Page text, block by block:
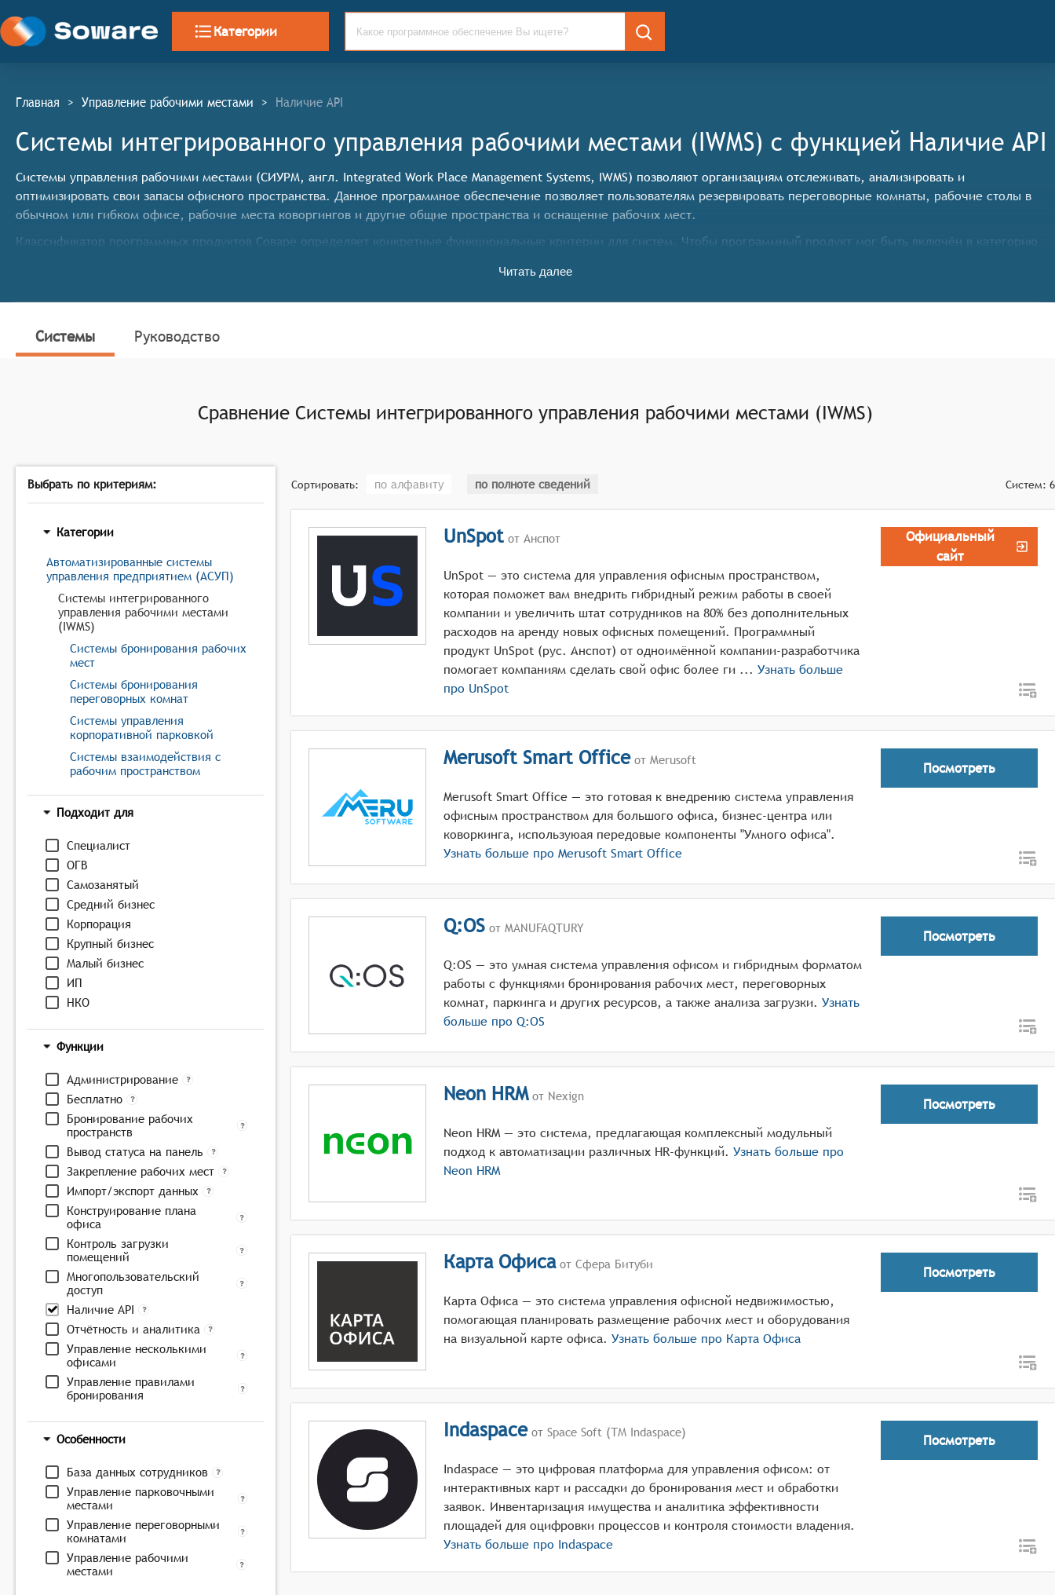
Категории
Главная > Управление рабочими местами > Наличие API
Системы интегрированного управления рабочими местами (IWMS) c функцией Наличие API
Системы управления рабочими местами (СИУРМ, англ. Integrated Work Place Management Systems, IWMS) позволяют организациям отслеживать, анализировать и
оптимизировать свои запасы офисного пространства. Данное программное обеспечение позволяет пользователям резервировать переговорные комнаты, рабочие столы в
обычном или гибком офисе, рабочие места коворгингов и другие общие пространства и оснащение рабочих мест.
Классификатор программных продуктов Соваре определяет конкретные функциональные критерии для систем. Чтобы программный продукт мог быть включён в категорию
Отслеживать использование пространства, контролировать эффективность и выявлять тенденции занятости рабочих мест,
Управлять выбранными рабочими пространствами.
Читать далее
Системы Руководство
Сравнение Системы интегрированного управления рабочими местами (IWMS)
Выбрать по критериям:
Категории
Автоматизированные системы
управления предприятием (АСУП)
Системы интегрированного
управления рабочими местами
(IWMS)
Системы бронирования рабочих
мест
Системы бронирования
переговорных комнат
Системы управления
корпоративной парковкой
Системы взаимодействия с
рабочим пространством
Подходит для
Специалист
ОГВ
Самозанятый
Средний бизнес
Корпорация
Крупный бизнес
Малый бизнес
ИП
НКО
Функции
Администрирование
Бесплатно
Бронирование рабочих
пространств
Вывод статуса на панель
Закрепление рабочих мест
Импорт/экспорт данных
Конструирование плана
офиса
Контроль загрузки
помещений
Многопользовательский
доступ
Наличие API
Отчётность и аналитика
Управление несколькими
офисами
Управление правилами
бронирования
Особенности
База данных сотрудников
Управление парковочными
местами
Управление переговорными
комнатами
Управление рабочими
местами
Сортировать: по алфавиту по полноте сведений Систем: 6
UnSpot от Анспот
UnSpot — это система для управления офисным пространством,
которая поможет вам внедрить гибридный режим работы в своей
компании и увеличить штат сотрудников на 80% без дополнительных
расходов на аренду новых офисных помещений. Программный
продукт UnSpot (рус. Анспот) от одноимённой компании-разработчика
помогает компаниям сделать свой офис более ги ... Узнать больше
про UnSpot
Официальный
сайт
Merusoft Smart Officeот Merusoft
Merusoft Smart Office — это готовая к внедрению система управления
офисным пространством для большого офиса, бизнес-центра или
коворкинга, используюая передовые компоненты "Умного офиса".
Узнать больше про Merusoft Smart Office
Посмотреть
Q:OS от MANUFAQTURY
Q:OS — это умная система управления офисом и гибридным форматом
работы с функциями бронирования рабочих мест, переговорных
комнат, паркинга и других ресурсов, а также анализа загрузки. Узнать
больше про Q:OS
Посмотреть
Neon HRMот Nexign
Neon HRM — это система, предлагающая комплексный модульный
подход к автоматизации различных HR-функций. Узнать больше про
Neon HRM
Посмотреть
Карта Офисаот Сфера Битуби
Карта Офиса — это система управления офисной недвижимостью,
помогающая планировать размещение рабочих мест и оборудования
на визуальной карте офиса. Узнать больше про Карта Офиса
Посмотреть
Indaspaceот Space Soft (ТМ Indaspace)
Indaspace — это цифровая платформа для управления офисом: от
интерактивных карт и рассадки до бронирования мест и обработки
заявок. Инвентаризация имущества и аналитика эффективности
площадей для оцифровки процессов и контроля стоимости владения.
Узнать больше про Indaspace
Посмотреть